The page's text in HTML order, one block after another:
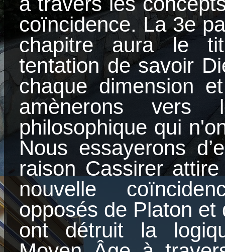
coïncidence. La 3e
chapitre aura le
tentation de savoir
chaque dimension
amènerons
philosophique qui
Nous essayerons
raison Cassirer
nouvelle
opposés de Platon et
ont détruit la